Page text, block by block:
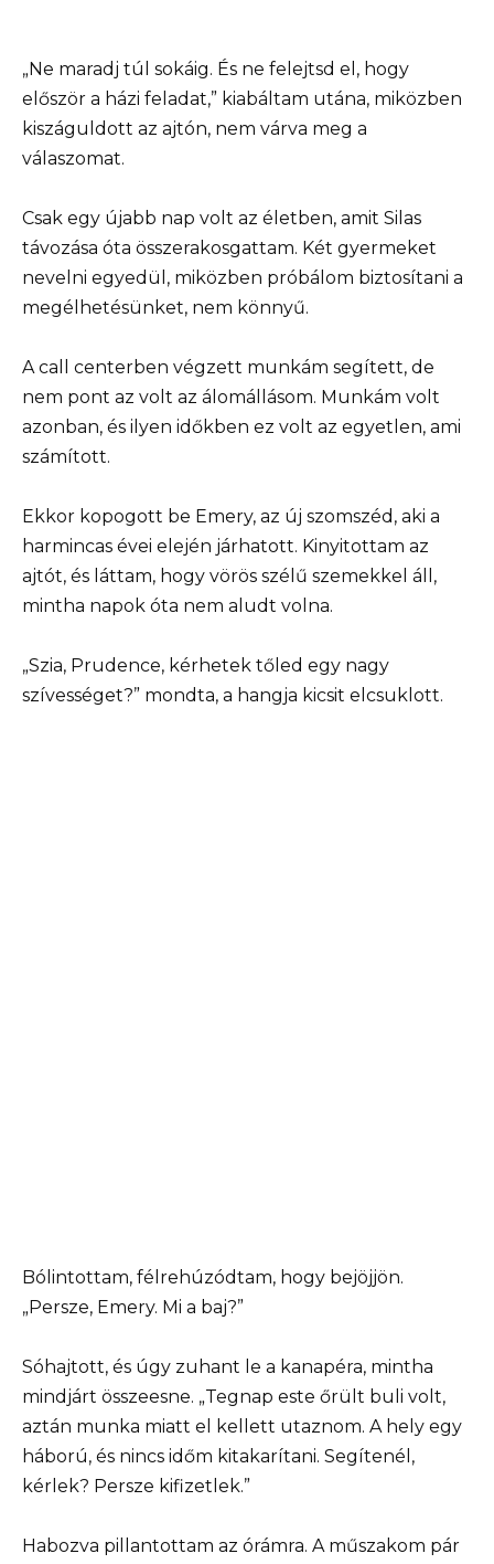
„Ne maradj túl sokáig. És ne felejtsd el, hogy
először a házi feladat,” kiabáltam utána, miközben
kiszáguldott az ajtón, nem várva meg a
válaszomat.
Csak egy újabb nap volt az életben, amit Silas
távozása óta összerakosgattam. Két gyermeket
nevelni egyedül, miközben próbálom biztosítani a
megélhetésünket, nem könnyű.
A call centerben végzett munkám segített, de
nem pont az volt az álomállásom. Munkám volt
azonban, és ilyen időkben ez volt az egyetlen, ami
számított.
Ekkor kopogott be Emery, az új szomszéd, aki a
harmincas évei elején járhatott. Kinyitottam az
ajtót, és láttam, hogy vörös szélű szemekkel áll,
mintha napok óta nem aludt volna.
„Szia, Prudence, kérhetek tőled egy nagy
szívességet?” mondta, a hangja kicsit elcsuklott.
Bólintottam, félrehúzódtam, hogy bejöjjön.
„Persze, Emery. Mi a baj?”
Sóhajtott, és úgy zuhant le a kanapéra, mintha
mindjárt összeesne. „Tegnap este őrült buli volt,
aztán munka miatt el kellett utaznom. A hely egy
háború, és nincs időm kitakarítani. Segítenél,
kérlek? Persze kifizetlek.”
Habozva pillantottam az órámra. A műszakom pár